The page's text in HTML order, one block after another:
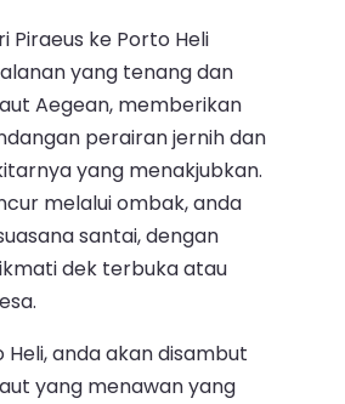
Piraeus ke Porto Heli
yang tenang dan
Aegean, memberikan
perairan jernih dan
yang menakjubkan.
melalui ombak, anda
santai, dengan
dek terbuka atau
anda akan disambut
yang menawan yang